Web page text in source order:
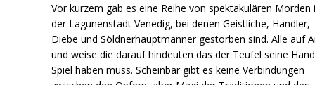
Vor kurzem gab es eine Reihe von spektakulären Morden
der Lagunenstadt Venedig, bei denen Geistliche, Händler,
Diebe und Söldnerhauptmänner gestorben sind. Alle auf
und weise die darauf hindeuten das der Teufel seine
Spiel haben muss. Scheinbar gibt es keine Verbindungen